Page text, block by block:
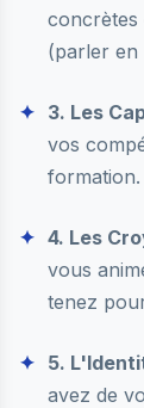
concrètes
(parler en
3. Les
vos
formation.
4. Les
vous
tenez
5.
avez de